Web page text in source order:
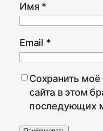
Имя *
Email *
Сохранить
сайта в этом
последующих